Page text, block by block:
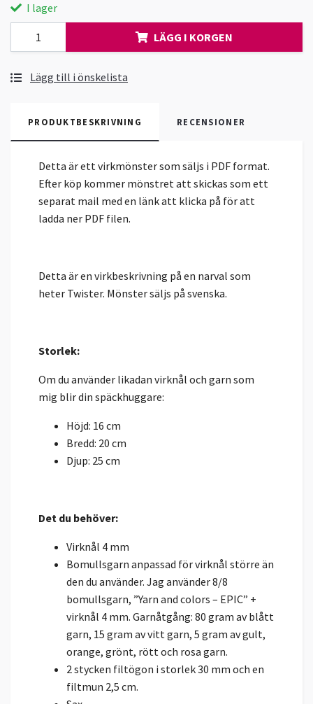
I lager
LÄGG I KORGEN
Lägg till i önskelista
PRODUKTBESKRIVNING RECENSIONER
Detta är ett virkmönster som säljs i PDF format.
Efter köp kommer mönstret att skickas som ett
separat mail med en länk att klicka på för att
ladda ner PDF filen.
Detta är en virkbeskrivning på en narval som
heter Twister. Mönster säljs på svenska.
Storlek:
Om du använder likadan virknål och garn som
mig blir din späckhuggare:
Höjd: 16 cm
Bredd: 20 cm
Djup: 25 cm
Det du behöver:
Virknål 4 mm
Bomullsgarn anpassad för virknål större än
den du använder. Jag använder 8/8
bomullsgarn, ”Yarn and colors – EPIC” +
virknål 4 mm. Garnåtgång: 80 gram av blått
garn, 15 gram av vitt garn, 5 gram av gult,
orange, grönt, rött och rosa garn.
2 stycken filtögon i storlek 30 mm och en
filtmun 2,5 cm.